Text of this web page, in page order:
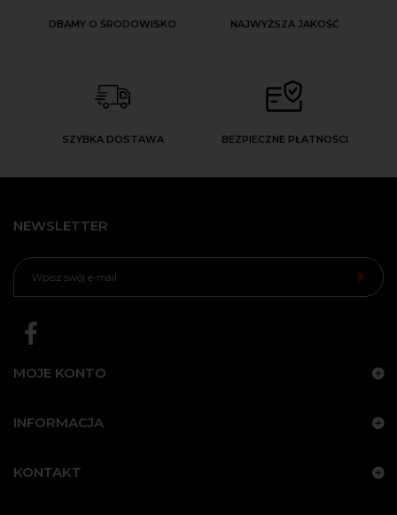
DBAMY O ŚRODOWISKO NAJWYŻSZA JAKOŚĆ
SZYBKA DOSTAWA BEZPIECZNE PŁATNOŚCI
NEWSLETTER
MOJE KONTO
INFORMACJA
KONTAKT